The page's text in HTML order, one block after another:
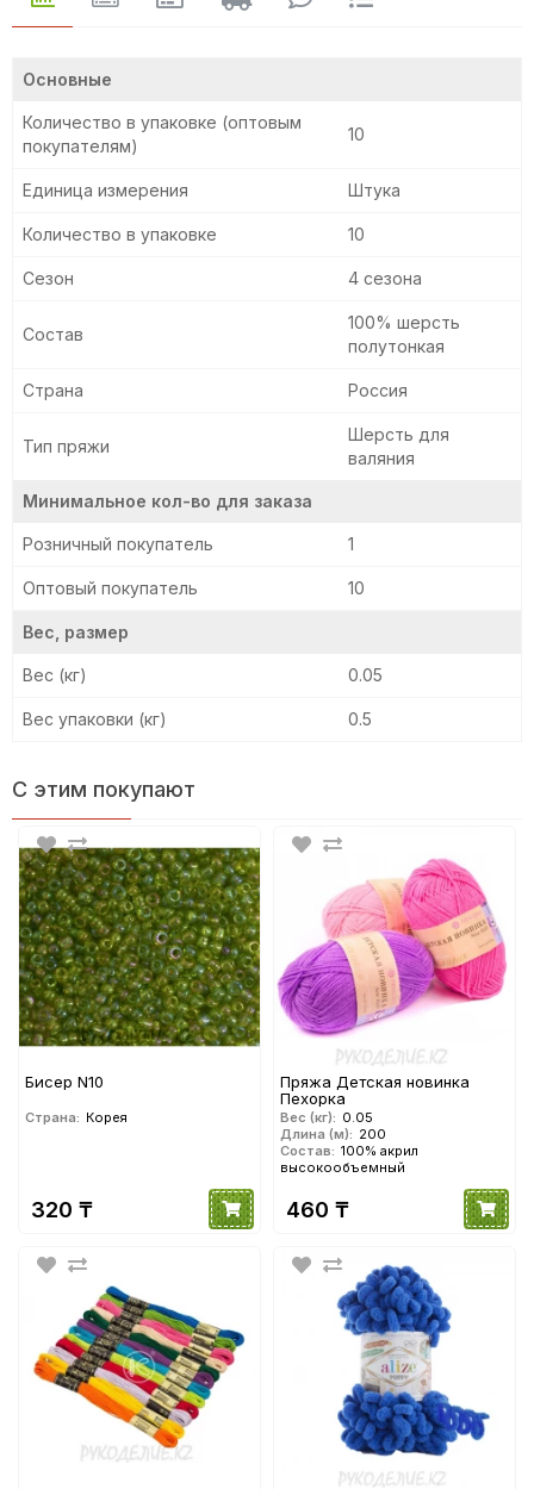
Основные
Количество в упаковке (оптовым
покупателям)
10
Единица измерения Штука
Количество в упаковке 10
Сезон 4 сезона
Состав
100% шерсть
полутонкая
Страна Россия
Тип пряжи
Шерсть для
валяния
Минимальное кол-во для заказа
Розничный покупатель 1
Оптовый покупатель 10
Вес, размер
Вес (кг) 0.05
Вес упаковки (кг) 0.5
044
130
106
139 140
001 005 006 007
113 175 231 063
160 168
169 174
080 205 088
С этим покупают
Бисер N10
Страна: Корея
320 ₸
Пряжа Детская новинка
Пехорка
Вес (кг): 0.05
Длина (м): 200
Состав: 100% акрил
высокообъемный
460 ₸